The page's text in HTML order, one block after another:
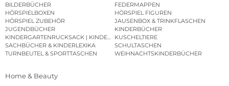
BILDERBÜCHER
FEDERMAPPEN
HÖRSPIELBOXEN
HÖRSPIEL FIGUREN
HÖRSPIEL ZUBEHÖR
JAUSENBOX & TRINKFLASCHEN
JUGENDBÜCHER
KINDERBÜCHER
KINDERGARTENRUCKSACK | KINDERGARTENBEUTEL
KUSCHELTIERE
SACHBÜCHER & KINDERLEXIKA
SCHULTASCHEN
TURNBEUTEL & SPORTTASCHEN
WEIHNACHTSKINDERBÜCHER
Home & Beauty